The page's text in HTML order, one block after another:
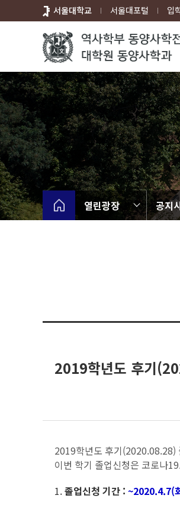
로
뉴
서울대학교 서울대포털 입
열린광장 공지
2019학년도 후기
2019학년도 후기(2020.08.28)
이번 학기 졸업신청은 코로나
1.졸업신청 기간 : ~2020.4.7(